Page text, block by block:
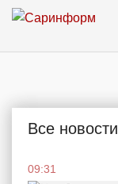
Все новости
09:31